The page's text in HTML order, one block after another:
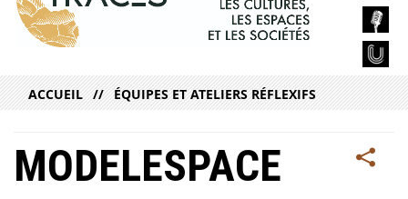
ACCUEIL ÉQUIPES ET ATELIERS RÉFLEXIFS
MODELESPACE